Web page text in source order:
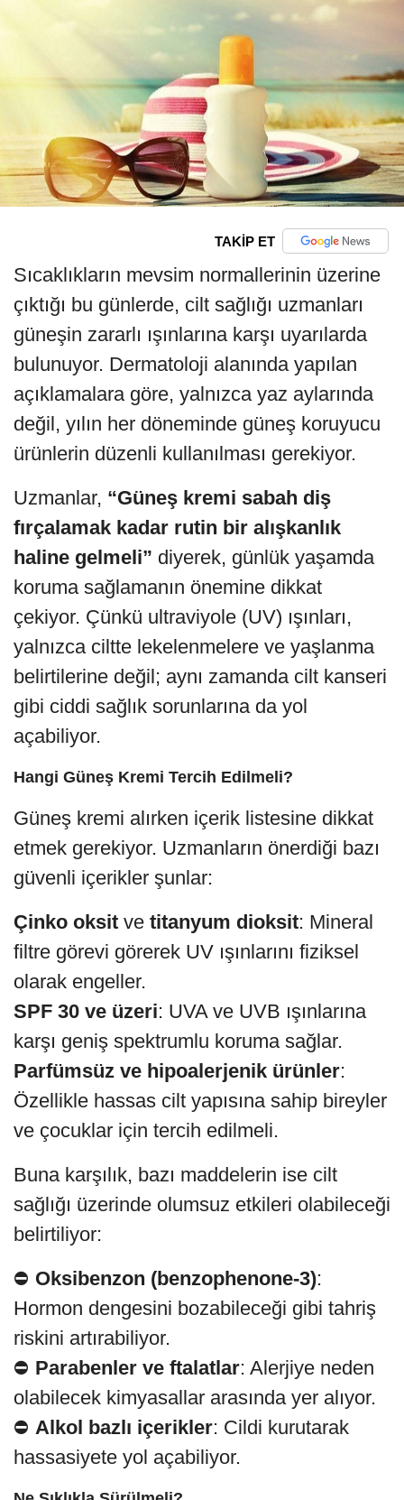
TAKİP ET
Sıcaklıkların mevsim normallerinin üzerine
çıktığı bu günlerde, cilt sağlığı uzmanları
güneşin zararlı ışınlarına karşı uyarılarda
bulunuyor. Dermatoloji alanında yapılan
açıklamalara göre, yalnızca yaz aylarında
değil, yılın her döneminde güneş koruyucu
ürünlerin düzenli kullanılması gerekiyor.
Uzmanlar, “Güneş kremi sabah diş
fırçalamak kadar rutin bir alışkanlık
haline gelmeli” diyerek, günlük yaşamda
koruma sağlamanın önemine dikkat
çekiyor. Çünkü ultraviyole (UV) ışınları,
yalnızca ciltte lekelenmelere ve yaşlanma
belirtilerine değil; aynı zamanda cilt kanseri
gibi ciddi sağlık sorunlarına da yol
açabiliyor.
Hangi Güneş Kremi Tercih Edilmeli?
Güneş kremi alırken içerik listesine dikkat
etmek gerekiyor. Uzmanların önerdiği bazı
güvenli içerikler şunlar:
Çinko oksit ve titanyum dioksit: Mineral
filtre görevi görerek UV ışınlarını fiziksel
olarak engeller.
SPF 30 ve üzeri: UVA ve UVB ışınlarına
karşı geniş spektrumlu koruma sağlar.
Parfümsüz ve hipoalerjenik ürünler:
Özellikle hassas cilt yapısına sahip bireyler
ve çocuklar için tercih edilmeli.
Buna karşılık, bazı maddelerin ise cilt
sağlığı üzerinde olumsuz etkileri olabileceği
belirtiliyor:
⛔ Oksibenzon (benzophenone-3):
Hormon dengesini bozabileceği gibi tahriş
riskini artırabiliyor.
⛔ Parabenler ve ftalatlar: Alerjiye neden
olabilecek kimyasallar arasında yer alıyor.
⛔ Alkol bazlı içerikler: Cildi kurutarak
hassasiyete yol açabiliyor.